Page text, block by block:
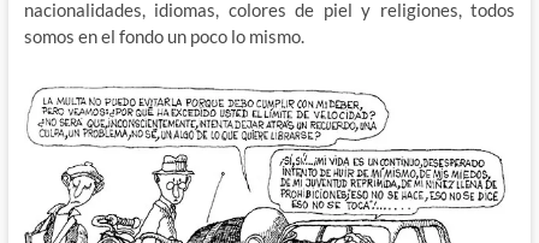
nacionalidades, idiomas, colores de piel y religiones, todos
somos en el fondo un poco lo mismo.